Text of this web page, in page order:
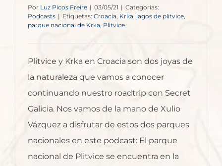
Por Luz Picos Freire | 03/05/21 | Categorías:
Podcasts | Etiquetas: Croacia Krka, lagos de plitvice,
parque nacional de Krka, Plitvice
Plitvice y Krka en Croacia son dos joyas de
la naturaleza que vamos a conocer
continuando nuestro roadtrip con Secret
Galicia. Nos vamos de la mano de Xulio
Vázquez a disfrutar de estos dos parques
nacionales en este podcast: El parque
nacional de Plitvice se encuentra en la